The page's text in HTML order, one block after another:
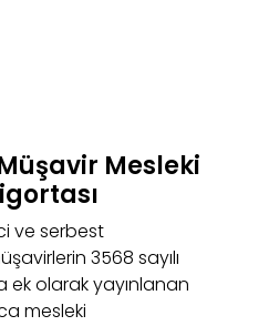
Mesleki
ve serbest
3568 sayılı
olarak yayınlanan
mesleki